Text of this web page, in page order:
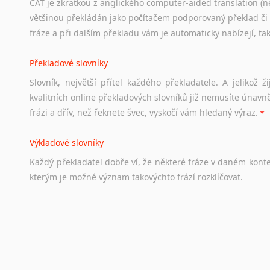
Studium v Austrálii
Soubor odkazů užitečných všem, kteří uvažují o studiu v
a zázemí, australské univerzity a samozřejmě i osobní
Práce v Austrálii
Odkazy poskytující cenné informace nekomerčního
hledat práci na internetu případně osobní zkušenosti
Hledáte-li
práci
stejná obecná pravidla, jako pro český životopis. Tak dost
CAT je zkratkou z anglického computer-aided translation
většinou překládán jako počítačem podporovaný překlad
fráze a při dalším překladu vám je automaticky nabízejí,
Překladové slovníky
Slovník, největší přítel každého překladatele. A jelikož
kvalitních online překladových slovníků již nemusíte
frázi a dřív, než řeknete švec, vyskočí vám hledaný výraz.
Výkladové slovníky
Každý překladatel dobře ví, že některé fráze v daném
kterým je možné význam takovýchto frází rozklíčovat.